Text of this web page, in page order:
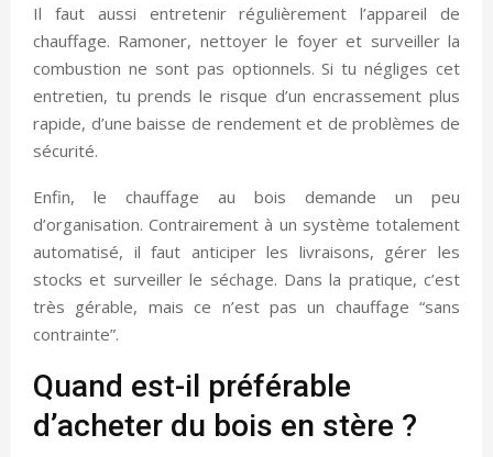
Il faut aussi entretenir régulièrement l’appareil de
chauffage. Ramoner, nettoyer le foyer et surveiller la
combustion ne sont pas optionnels. Si tu négliges cet
entretien, tu prends le risque d’un encrassement plus
rapide, d’une baisse de rendement et de problèmes de
sécurité.
Enfin, le chauffage au bois demande un peu
d’organisation. Contrairement à un système totalement
automatisé, il faut anticiper les livraisons, gérer les
stocks et surveiller le séchage. Dans la pratique, c’est
très gérable, mais ce n’est pas un chauffage “sans
contrainte”.
Quand est-il préférable
d’acheter du bois en stère ?